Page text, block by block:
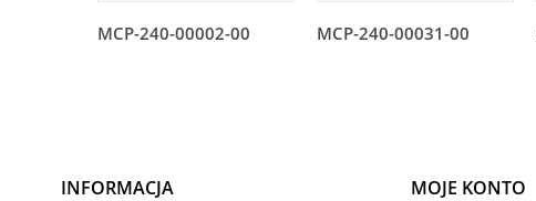
MCP-240-00002-00 MCP-240-00031-00
INFORMACJA MOJE KONTO